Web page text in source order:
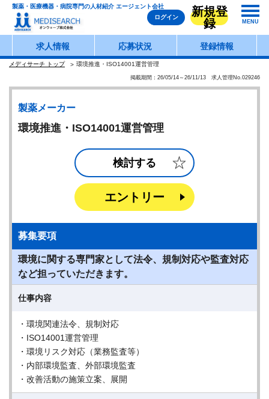
製薬・医療機器・病院専門の人材紹介 エージェント会社
ログイン
新規登
録
MENU
求人情報 応募状況 登録情報
メディサーチ トップ 環境推進・ISO14001運営管理
掲載期間：26/05/14～26/11/13 求人管理No.029246
製薬メーカー
環境推進・ISO14001運営管理
検討する
エントリー
募集要項
環境に関する専門家として法令、規制対応や監査対応
など担っていただきます。
仕事内容
・環境関連法令、規制対応
・ISO14001運営管理
・環境リスク対応（業務監査等）
・内部環境監査、外部環境監査
・改善活動の施策立案、展開